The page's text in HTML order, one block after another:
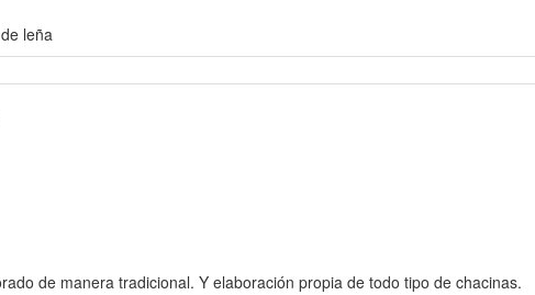
leña
de manera tradicional. Y elaboración propia de todo tipo de chacinas.